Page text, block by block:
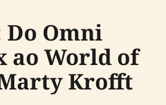
Do Omni
ao World of
Krofft